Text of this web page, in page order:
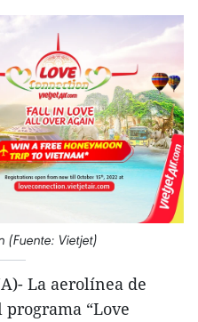
(Fuente: Vietjet)
La aerolínea de
“Love